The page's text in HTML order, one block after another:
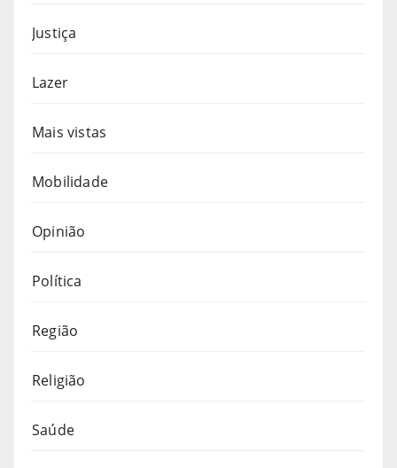
Justiça
Lazer
Mais vistas
Mobilidade
Opinião
Política
Região
Religião
Saúde